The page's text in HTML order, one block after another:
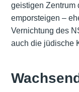
geistigen Zentrum
emporsteigen –
Vernichtung des
auch die jüdische